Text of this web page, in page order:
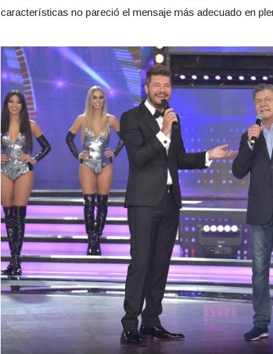
características no pareció el mensaje más adecuado en